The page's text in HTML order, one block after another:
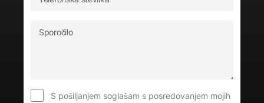
S pošiljanjem soglašam s posredovanjem mojih